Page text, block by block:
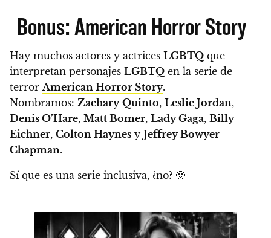
Bonus: American Horror Story
Hay muchos actores y actrices LGBTQ que
interpretan personajes LGBTQ en la serie de
terrorAmerican Horror Story.
Nombramos: Zachary Quinto, Leslie Jordan,
Denis O’Hare, Matt Bomer, Lady Gaga, Billy
Eichner, Colton Haynes y Jeffrey Bowyer-
Chapman.
Sí que es una serie inclusiva, ¿no? 🙂